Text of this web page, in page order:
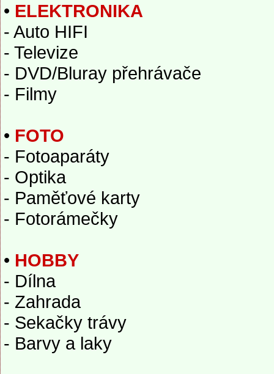
• ELEKTRONIKA
- Auto HIFI
- Televize
- DVD/Bluray přehrávače
- Filmy
• FOTO
- Fotoaparáty
- Optika
- Paměťové karty
- Fotorámečky
• HOBBY
- Dílna
- Zahrada
- Sekačky trávy
- Barvy a laky